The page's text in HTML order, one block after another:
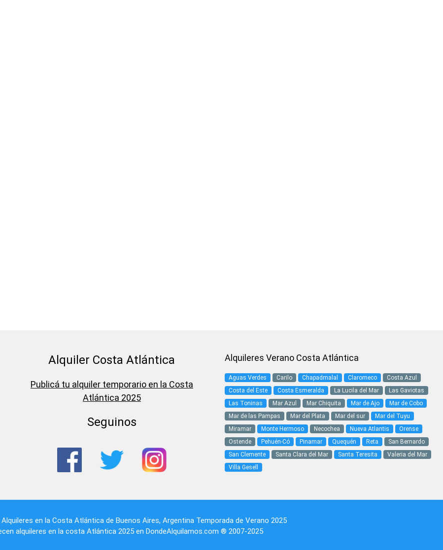
Alquiler Costa Atlántica
Publicá tu alquiler temporario en la Costa
Atlántica 2025
Seguinos
Alquileres Verano Costa Atlántica
Aguas Verdes Carilo Chapadmalal Claromeco
Costa Azul
Costa del Este
Costa Esmeralda La Lucila del Mar
Las Gaviotas
Las Toninas
Mar Azul Mar Chiquita Mar de Ajo
Mar de Cobo
Mar de las Pampas
Mar del Plata Mar del sur
Mar del Tuyu
Miramar
Monte Hermoso Necochea Nueva Atlantis
Orense
Ostende
Pehuén-Có Pinamar Quequén Reta
San Bernardo
San Clemente
Santa Clara del Mar Santa Teresita
Valeria del Mar
Villa Gesell
Alquileres en la Costa Atlánticade Buenos Aires, ArgentinaTemporada de Verano 2025
alquileres en la costa Atlántica 2025 en DondeAlquilamos.com ® 2007-2025